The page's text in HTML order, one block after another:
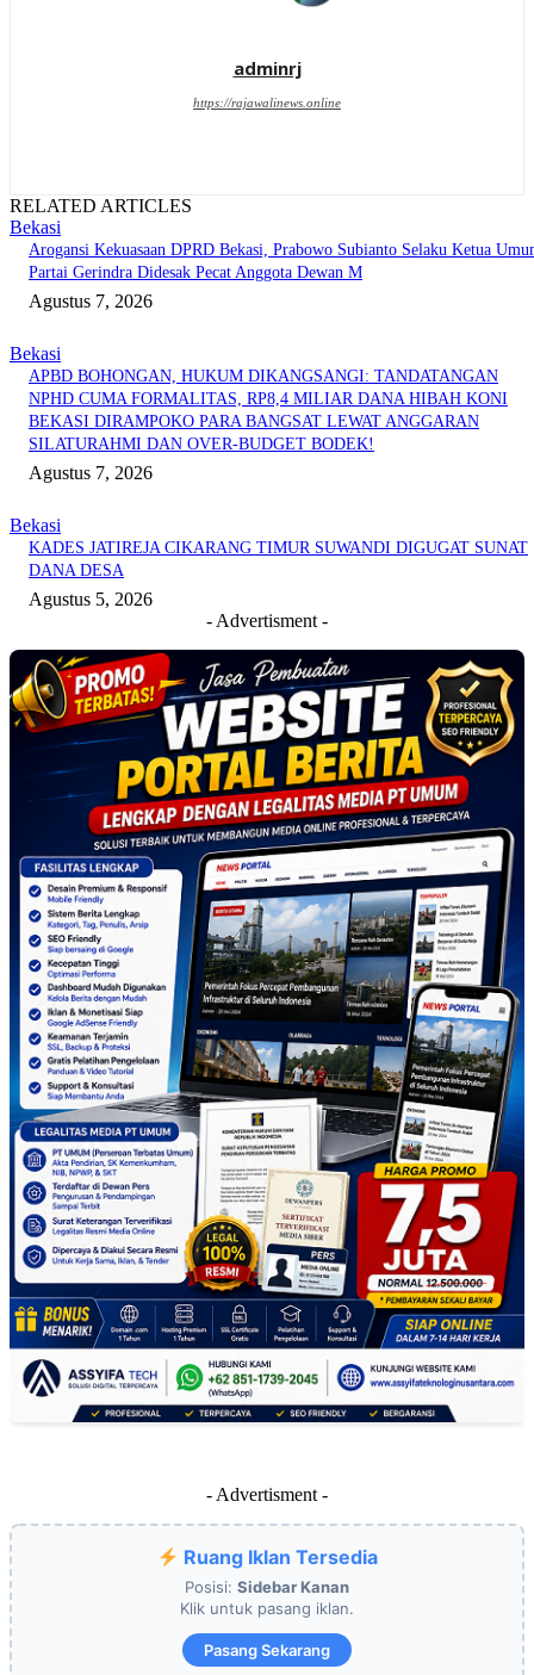
adminrj
https://rajawalinews.online
RELATED ARTICLES
Bekasi
Arogansi Kekuasaan DPRD Bekasi, Prabowo Subianto Selaku Ketua
Partai Gerindra Didesak Pecat Anggota Dewan M
Agustus 7, 2026
Bekasi
APBD BOHONGAN, HUKUM DIKANGSANGI: TANDATANGAN
NPHD CUMA FORMALITAS, RP8,4 MILIAR DANA HIBAH KONI
BEKASI DIRAMPOKO PARA BANGSAT LEWAT ANGGARAN
SILATURAHMI DAN OVER-BUDGET BODEK!
Agustus 7, 2026
Bekasi
KADES JATIREJA CIKARANG TIMUR SUWANDI DIGUGAT SUNAT
DANA DESA
Agustus 5, 2026
- Advertisment -
- Advertisment -
Ruang Iklan Tersedia
Posisi: Sidebar Kanan
Klik untuk pasang iklan.
Pasang Sekarang